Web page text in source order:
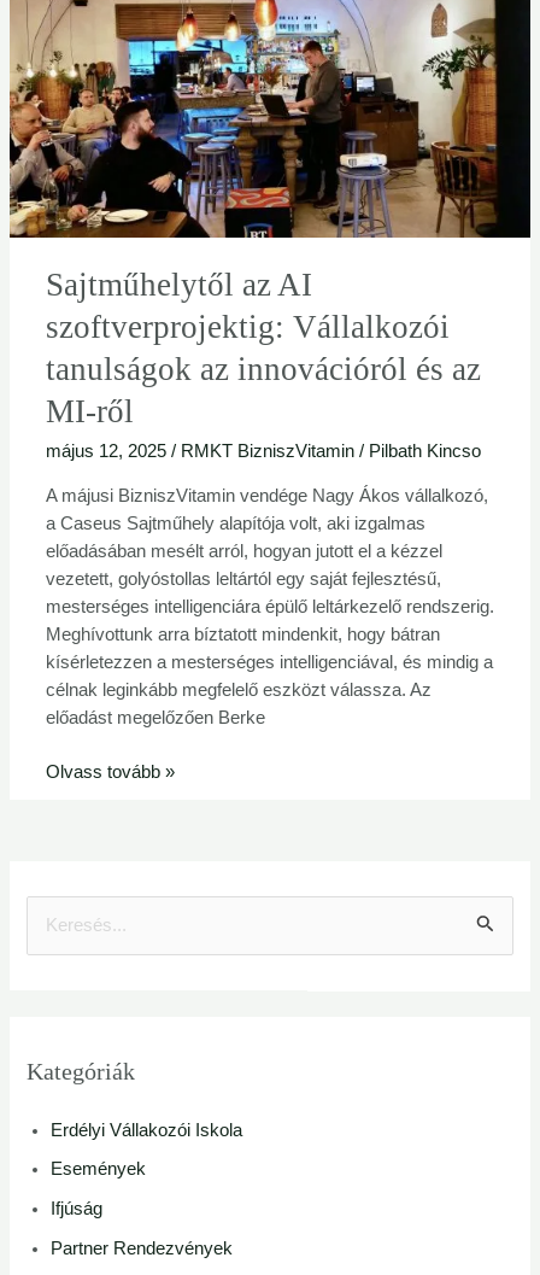
r
Kategóriák
Erdélyi Vállakozói Iskola
Események
Ifjúság
Partner Rendezvények
Sajtműhelytől az AI
szoftverprojektig: Vállalkozói
tanulságok az innovációról és az
MI-ről
május 12, 2025 / RMKT BizniszVitamin/ Pilbath Kincso
A májusi BizniszVitamin vendége Nagy Ákos vállalkozó,
a Caseus Sajtműhely alapítója volt, aki izgalmas
előadásában mesélt arról, hogyan jutott el a kézzel
vezetett, golyóstollas leltártól egy saját fejlesztésű,
mesterséges intelligenciára épülő leltárkezelő rendszerig.
Meghívottunk arra bíztatott mindenkit, hogy bátran
kísérletezzen a mesterséges intelligenciával, és mindig a
célnak leginkább megfelelő eszközt válassza. Az
előadást megelőzően Berke
AI
szoftverprojektig:
Vállalkozói
tanulságok
az
innovációról
és
az
MI-
Olvass tovább »